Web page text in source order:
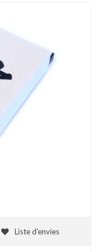
Liste d'envies